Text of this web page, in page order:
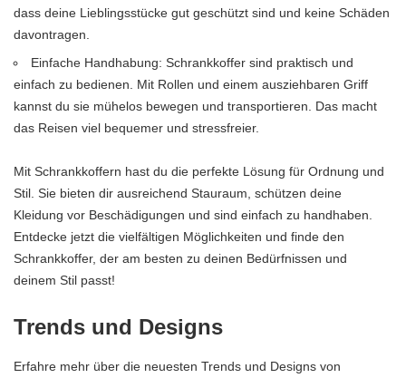
dass deine Lieblingsstücke gut geschützt sind und keine Schäden
davontragen.
Einfache Handhabung: Schrankkoffer sind praktisch und
einfach zu bedienen. Mit Rollen und einem ausziehbaren Griff
kannst du sie mühelos bewegen und transportieren. Das macht
das Reisen viel bequemer und stressfreier.
Mit Schrankkoffern hast du die perfekte Lösung für Ordnung und
Stil. Sie bieten dir ausreichend Stauraum, schützen deine
Kleidung vor Beschädigungen und sind einfach zu handhaben.
Entdecke jetzt die vielfältigen Möglichkeiten und finde den
Schrankkoffer, der am besten zu deinen Bedürfnissen und
deinem Stil passt!
Trends und Designs
Erfahre mehr über die neuesten Trends und Designs von